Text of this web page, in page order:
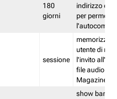
180
giorni
indirizzo di
per
sessione
memorizza
utente di
l'invito
file audio del
Magazine
show banner